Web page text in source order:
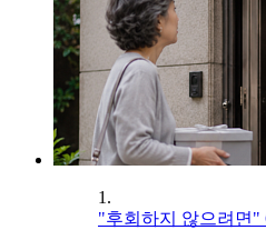
1.
"후회하지 않으려면"